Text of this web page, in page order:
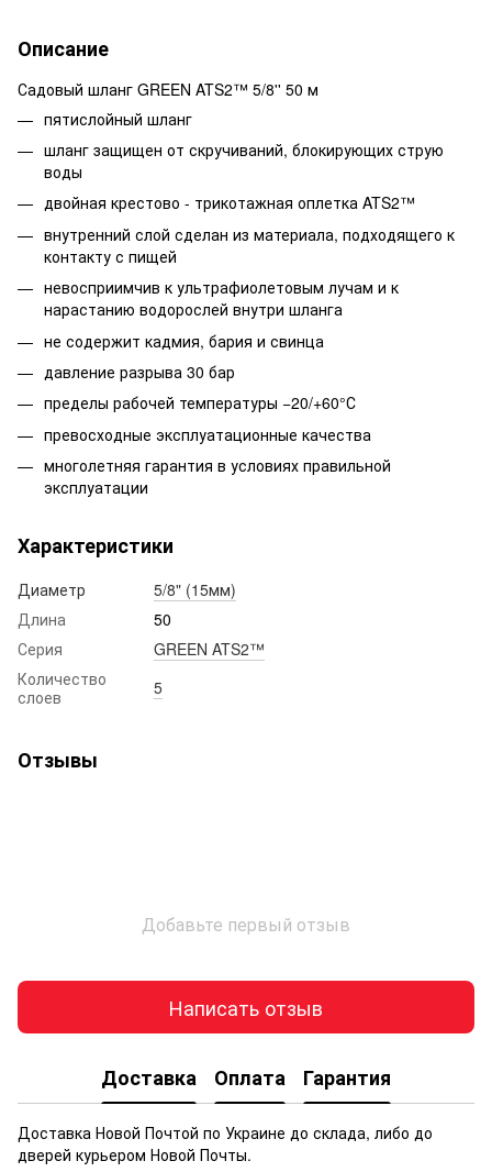
Описание
Садовый шланг GREEN ATS2™ 5/8'' 50 м
пятислойный шланг
шланг защищен от скручиваний, блокирующих струю
воды
двойная крестово - трикотажная оплетка ATS2™
внутренний слой сделан из материала, подходящего к
контакту с пищей
невосприимчив к ультрафиолетовым лучам и к
нарастанию водорослей внутри шланга
не содержит кадмия, бария и свинца
давление разрыва 30 бар
пределы рабочей температуры −20/+60°С
превосходные эксплуатационные качества
многолетняя гарантия в условиях правильной
эксплуатации
Характеристики
Диаметр
5/8" (15мм)
Длина
50
Серия
GREEN ATS2™
Количество
слоев
5
Отзывы
Добавьте первый отзыв
Написать отзыв
Доставка Оплата Гарантия
Доставка Новой Почтой по Украине до склада, либо до
дверей курьером Новой Почты.